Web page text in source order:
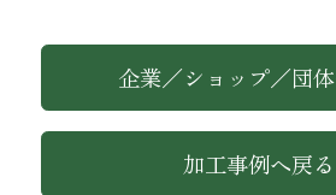
企業／ショップ／団
加工事例へ戻る